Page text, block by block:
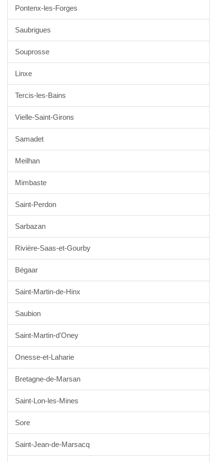
Pontenx-les-Forges
Saubrigues
Souprosse
Linxe
Tercis-les-Bains
Vielle-Saint-Girons
Samadet
Meilhan
Mimbaste
Saint-Perdon
Sarbazan
Rivière-Saas-et-Gourby
Bégaar
Saint-Martin-de-Hinx
Saubion
Saint-Martin-d'Oney
Onesse-et-Laharie
Bretagne-de-Marsan
Saint-Lon-les-Mines
Sore
Saint-Jean-de-Marsacq